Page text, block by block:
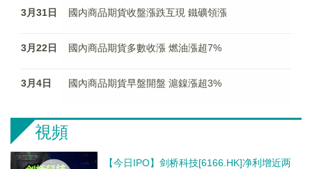
3月31日 國内商品期貨收盤漲跌互現 鐵礦領漲
3月22日 國內商品期貨多數收漲 燃油漲超7%
3月4日 國內商品期貨早盤開盤 滬鎳漲超3%
視頻
【今日IPO】剑桥科技[6166.HK]净利增近两